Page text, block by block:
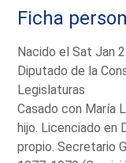
Ficha
Nacido el Sat Jan
Diputado de la
Legislaturas
Casado con María
hijo. Licenciado en
propio. Secretario